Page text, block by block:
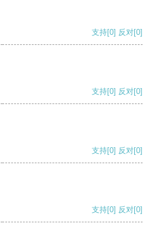
支持[0] 反对[0]
支持[0] 反对[0]
支持[0] 反对[0]
支持[0] 反对[0]